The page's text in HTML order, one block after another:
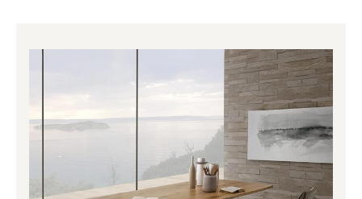
4,294.00€